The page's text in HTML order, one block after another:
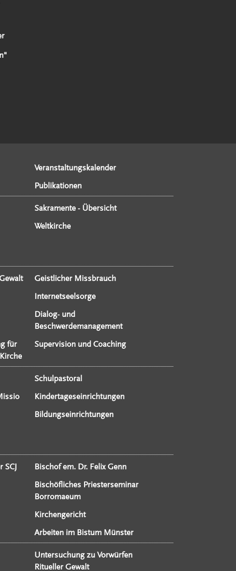
Veranstaltungskalender
Publikationen
Sakramente - Übersicht
Weltkirche
Geistlicher Missbrauch
Internetseelsorge
Dialog- und
Beschwerdemanagement
für
Supervision und Coaching
Schulpastoral
Kindertageseinrichtungen
Bildungseinrichtungen
SCJ
Bischof em. Dr. Felix Genn
Bischöfliches Priesterseminar
Borromaeum
Kirchengericht
Arbeiten im Bistum Münster
Untersuchung zu Vorwürfen
Ritueller Gewalt